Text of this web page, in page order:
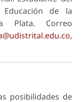
de la
Plata. Correo
posibilidades de